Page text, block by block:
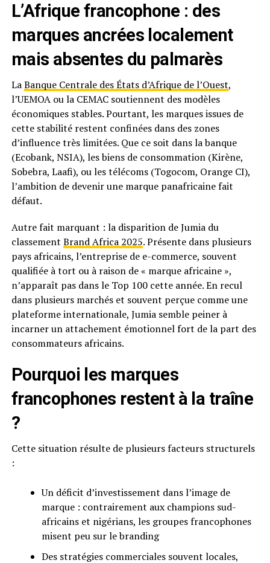
L’Afrique francophone : des
marques ancrées localement
mais absentes du palmarès
LaBanque Centrale des États d’Afrique de l’Ouest,
l’UEMOA ou la CEMAC soutiennent des modèles
économiques stables. Pourtant, les marques issues de
cette stabilité restent confinées dans des zones
d’influence très limitées. Que ce soit dans la banque
(Ecobank, NSIA), les biens de consommation (Kirène,
Sobebra, Laafi), ou les télécoms (Togocom, Orange CI),
l’ambition de devenir une marque panafricaine fait
défaut.
Autre fait marquant : la disparition de Jumia du
classement Brand Africa 2025. Présente dans plusieurs
pays africains, l’entreprise de e-commerce, souvent
qualifiée à tort ou à raison de « marque africaine »,
n’apparaît pas dans le Top 100 cette année. En recul
dans plusieurs marchés et souvent perçue comme une
plateforme internationale, Jumia semble peiner à
incarner un attachement émotionnel fort de la part des
consommateurs africains.
Pourquoi les marques
francophones restent à la traîne
?
Cette situation résulte de plusieurs facteurs structurels
:
Un déficit d’investissement dans l’image de
marque : contrairement aux champions sud-
africains et nigérians, les groupes francophones
misent peu sur le branding
Des stratégies commerciales souvent locales,